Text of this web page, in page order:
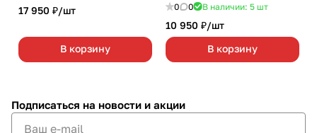
17 950 ₽/шт
В корзину
0 0 В наличии: 5 шт
10 950 ₽/шт
В корзину
Подписаться на новости и акции